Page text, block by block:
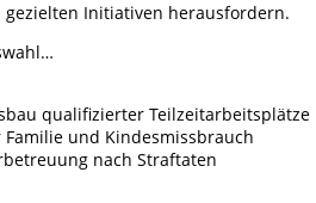
Initiativen herausfordern.
qualifizierter Teilzeitarbeitsplätze
und Kindesmissbrauch
nach Straftaten